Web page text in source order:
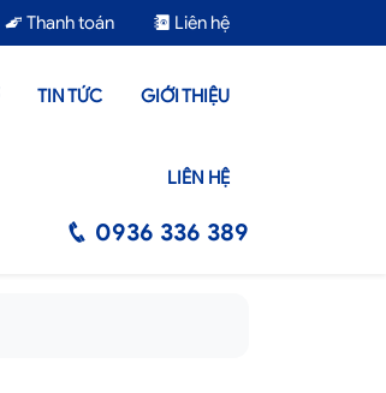
Thanh toán Liên hệ
TIN TỨC GIỚI THIỆU
LIÊN HỆ
0936 336 389